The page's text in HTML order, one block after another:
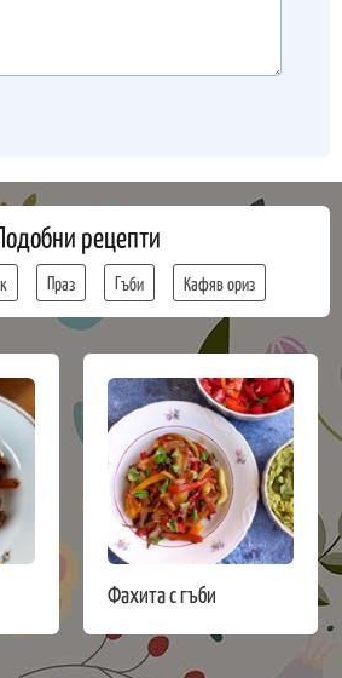
рецепти
Праз Гъби Кафяв ориз
Фахита с гъби